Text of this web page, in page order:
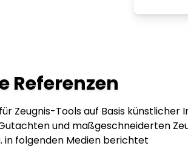
Referenzen
Zeugnis-Tools auf Basis künstlicher
und maßgeschneiderten
in folgenden Medien berichtet